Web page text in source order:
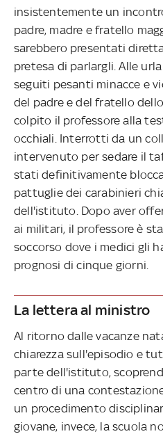
insistentemente un
padre, madre e fratello
sarebbero presentati
pretesa di parlargli. Alle
seguiti pesanti minacce e
del padre e del fratello
colpito il professore alla
occhiali. Interrotti da un
intervenuto per sedare il
stati definitivamente
pattuglie dei carabinieri
dell'istituto. Dopo aver
ai militari, il professore è
soccorso dove i medici gli
prognosi di cinque giorni.
La lettera al ministro
Al ritorno dalle vacanze
chiarezza sull'episodio e
parte dell'istituto,
centro di una
un procedimento
giovane, invece, la scuola